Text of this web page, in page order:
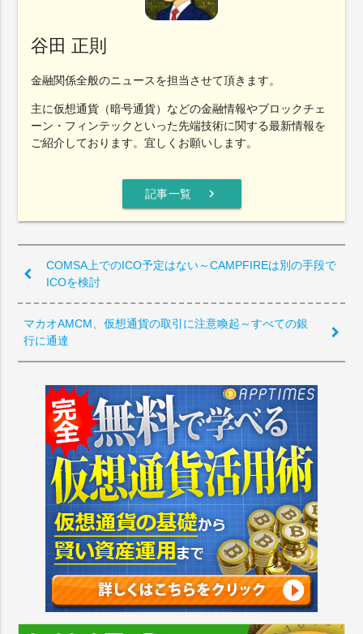
谷田 正則
金融関係全般のニュースを担当させて頂きます。
主に仮想通貨（暗号通貨）などの金融情報やブロックチェ
ーン・フィンテックといった先端技術に関する最新情報を
ご紹介しております。宜しくお願いします。
記事一覧 chevron_right
COMSA上でのICO予定はない～CAMPFIREは別の手段で
ICOを検討
マカオAMCM、仮想通貨の取引に注意喚起～すべての銀
行に通達